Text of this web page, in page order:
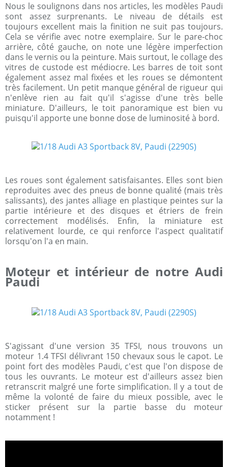
Nous le soulignons dans nos articles, les modèles Paudi
sont assez surprenants. Le niveau de détails est
toujours excellent mais la finition ne suit pas toujours.
Cela se vérifie avec notre exemplaire. Sur le pare-choc
arrière, côté gauche, on note une légère imperfection
dans le vernis ou la peinture. Mais surtout, le collage des
vitres de custode est médiocre. Les barres de toit sont
également assez mal fixées et les roues se démontent
très facilement. Un petit manque général de rigueur qui
n'enlève rien au fait qu'il s'agisse d'une très belle
miniature. D'ailleurs, le toit panoramique est bien vu
puisqu'il apporte une bonne dose de luminosité à bord.
Les roues sont également satisfaisantes. Elles sont bien
reproduites avec des pneus de bonne qualité (mais très
salissants), des jantes alliage en plastique peintes sur la
partie intérieure et des disques et étriers de frein
correctement modélisés. Enfin, la miniature est
relativement lourde, ce qui renforce l'aspect qualitatif
lorsqu'on l'a en main.
Moteur et intérieur de notre Audi
Paudi
S'agissant d'une version 35 TFSI, nous trouvons un
moteur 1.4 TFSI délivrant 150 chevaux sous le capot. Le
point fort des modèles Paudi, c'est que l'on dispose de
tous les ouvrants. Le moteur est d'ailleurs assez bien
retranscrit malgré une forte simplification. Il y a tout de
même la volonté de faire du mieux possible, avec le
sticker présent sur la partie basse du moteur
notamment !